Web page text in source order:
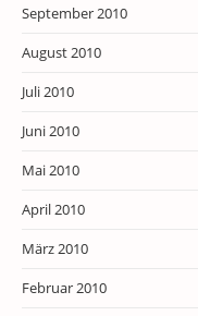
September 2010
August 2010
Juli 2010
Juni 2010
Mai 2010
April 2010
März 2010
Februar 2010